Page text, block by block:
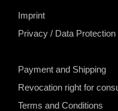
Imprint
Privacy / Data Protection
Payment and Shipping
Revocation right for
Terms and Conditions